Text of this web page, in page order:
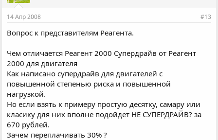
14 Апр 2008 #13
Вопрос к представителям Реагента.
Чем отличается Реагент 2000 Супердрайв от Реагент
2000 для двигателя
Как написано супердрайв для двигателей с
повышенной степенью риска и повышенной
нагрузкой.
Но если взять к примеру простую десятку, самару или
класику для них вполне подойдет НЕ СУПЕРДРАЙВ? за
670 рублей.
Зачем переплачивать 30% ?